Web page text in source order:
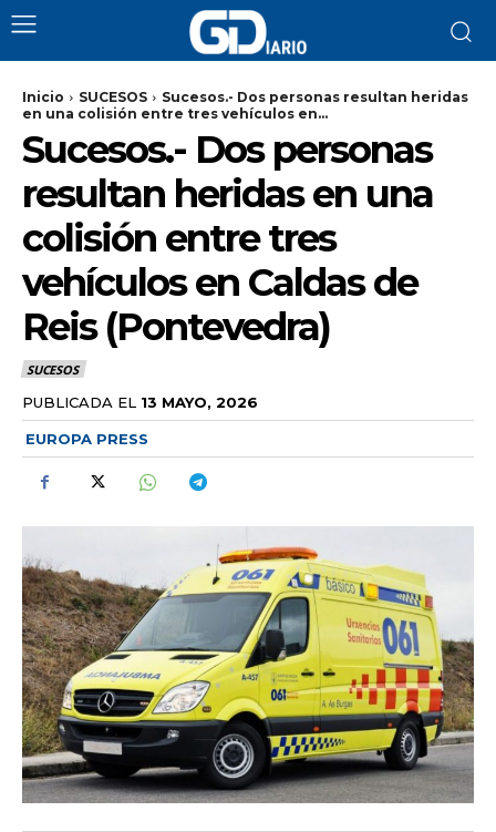
Inicio SUCESOS
Sucesos.- Dos personas resultan heridas
en una colisión entre tres vehículos en...
Sucesos.- Dos personas
resultan heridas en una
colisión entre tres
vehículos en Caldas de
Reis (Pontevedra)
SUCESOS
PUBLICADA EL 13 MAYO, 2026
EUROPA PRESS